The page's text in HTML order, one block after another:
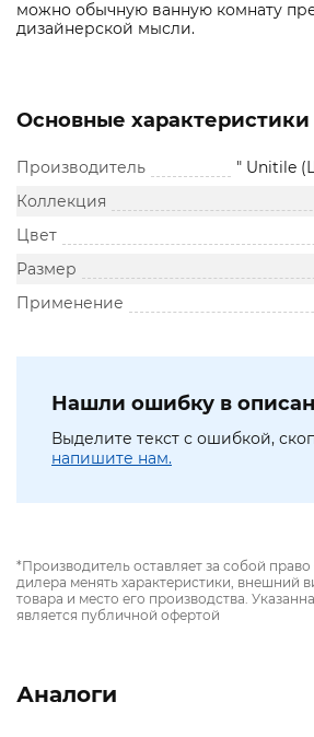
можно обычную ванную комнату
дизайнерской мысли.
Основные характеристики
Производитель
" Unitile
Коллекция
Цвет
Размер
Применение
Нашли ошибку в
Выделите текст с ошибкой,
напишите нам.
*Производитель оставляет за собой
дилера менять характеристики, внешний
товара и место его производства.
является публичной офертой
Аналоги